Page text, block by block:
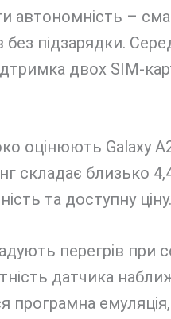
автономність –
підзарядки.
двох SIM-
оцінюють Galaxy
складає близько
та доступну ціну.
перегрів при
датчика
програмна